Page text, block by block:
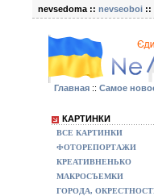
nevsedoma :: nevseoboi ::
Главная :: Самое
КАРТИНКИ
ВСЕ КАРТИНКИ
ФОТОРЕПОРТАЖИ
КРЕАТИВНЕНЬКО
МАКРОСЪЕМКИ
ГОРОДА,